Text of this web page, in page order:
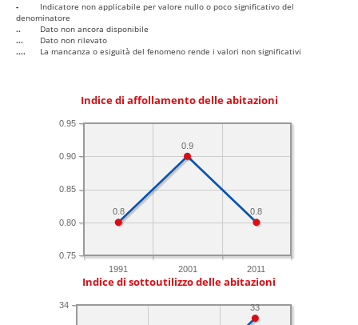
-
Indicatore non applicabile per valore nullo o poco significativo del
denominatore
..
Dato non ancora disponibile
...
Dato non rilevato
....
La mancanza o esiguità del fenomeno rende i valori non significativi
Indice di affollamento delle abitazioni
1991 2001 2011
0.75
0.80
0.85
0.90
0.95
0.8
0.9
0.8
Indice di sottoutilizzo delle abitazioni
34 33